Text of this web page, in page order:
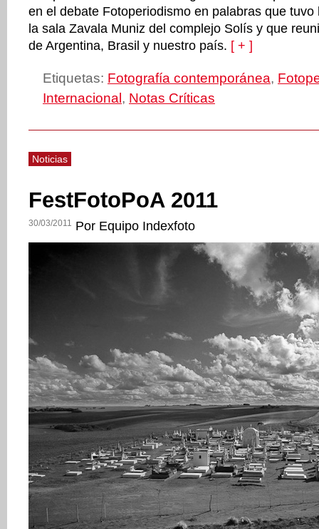
en el debate Fotoperiodismo en palabras que tuvo
la sala Zavala Muniz del complejo Solís y que
de Argentina, Brasil y nuestro país. [ + ]
Etiquetas: Fotografía contemporánea,
Internacional , Notas Críticas
Noticias
FestFotoPoA 2011
30/03/2011 Por Equipo Indexfoto